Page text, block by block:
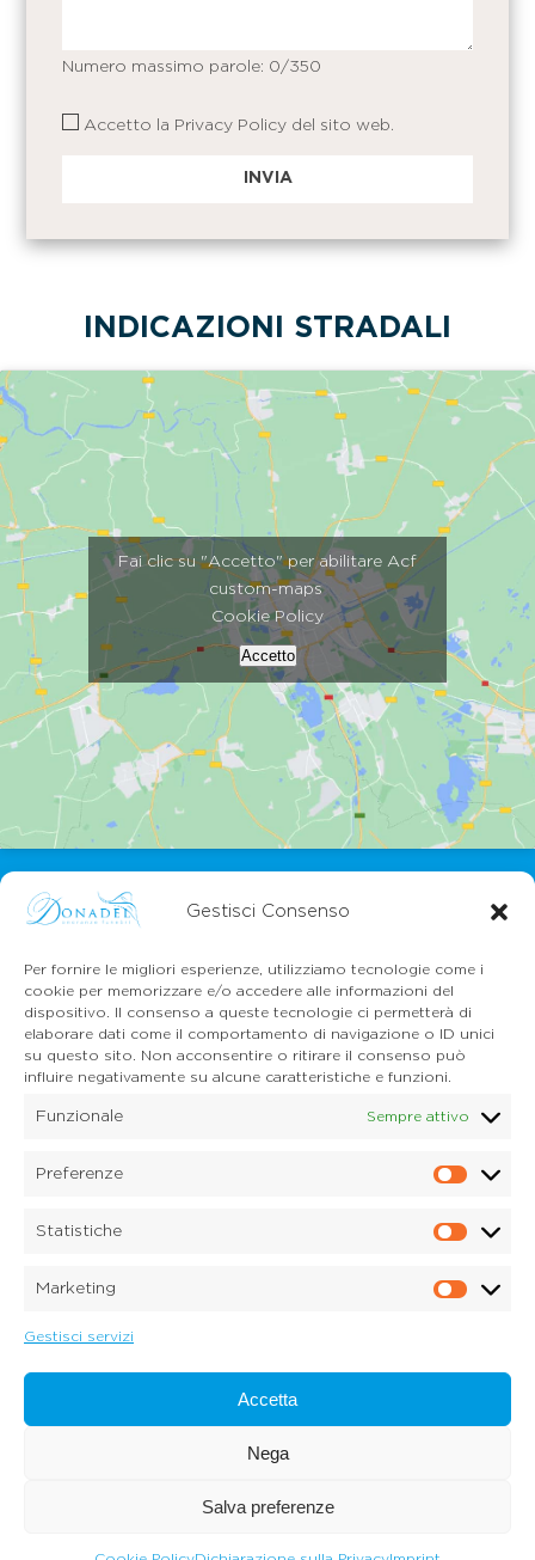
Gestisci Consenso
Per fornire le migliori esperienze, utilizziamo tecnologie come i
cookie per memorizzare e/o accedere alle informazioni del
dispositivo. Il consenso a queste tecnologie ci permetterà di
elaborare dati come il comportamento di navigazione o ID unici
su questo sito. Non acconsentire o ritirare il consenso può
influire negativamente su alcune caratteristiche e funzioni.
Funzionale Sempre attivo
Preferenze
Statistiche
Marketing
Gestisci servizi
Accetta
Nega
Salva preferenze
Numero massimo parole: 0/350
Accetto la Privacy Policy del sito web.
INDICAZIONI STRADALI
Fai clic su "Accetto" per abilitare Acf
custom-maps
Cookie Policy
Accetto
CONTATTI
Mail:info@onoranzefunebridonadel.it
Cell.336 200212
Cell.349 3056496
Credits:Digitalia Srl